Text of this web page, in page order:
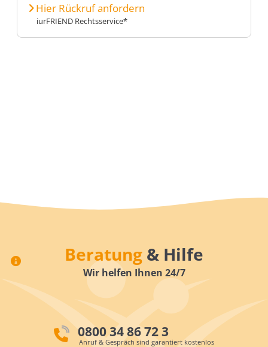
Hier Rückruf anfordern
iurFRIEND Rechtsservice*
Beratung & Hilfe
Wir helfen Ihnen 24/7
0800 34 86 72 3
Anruf & Gespräch sind garantiert kostenlos